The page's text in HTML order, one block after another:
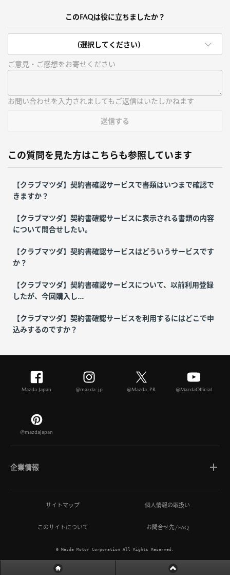
このFAQは役に立ちましたか？
(選択してください)
ご意見・ご感想をお寄せください
お問い合わせを入力されましてもご返信はいたしかねます
送信する
この質問を見た方はこちらも参照しています
【クラブマツダ】契約書確認サービスで書類はいつまで確認で
きますか？
【クラブマツダ】契約書確認サービスに表示される書類の内容
について問合せしたい。
【クラブマツダ】契約書確認サービスはどういうサービスです
か？
【クラブマツダ】契約書確認サービスについて、以前利用登録
したが、今回購入し...
【クラブマツダ】契約書確認サービスを利用するにはどこで申
込みするのですか？
Mazda Japan @mazda_jp @Mazda_PR @MazdaOfficial
@mazdajapan
企業情報
マツダについて
ひとを想う価値創造
サイトマップ 個人情報の取扱い
このサイトについて お問合せ先/FAQ
© Mazda Motor Corporation All Rights Reserved.